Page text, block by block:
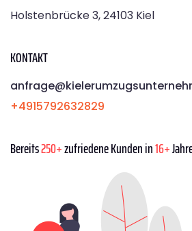
Holstenbrücke 3, 24103 Kiel
KONTAKT
+4915792632829
Bereits250+zufriedene Kunden in16+